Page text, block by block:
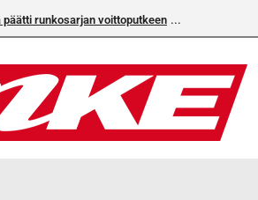
päätti runkosarjan voittoputkeen